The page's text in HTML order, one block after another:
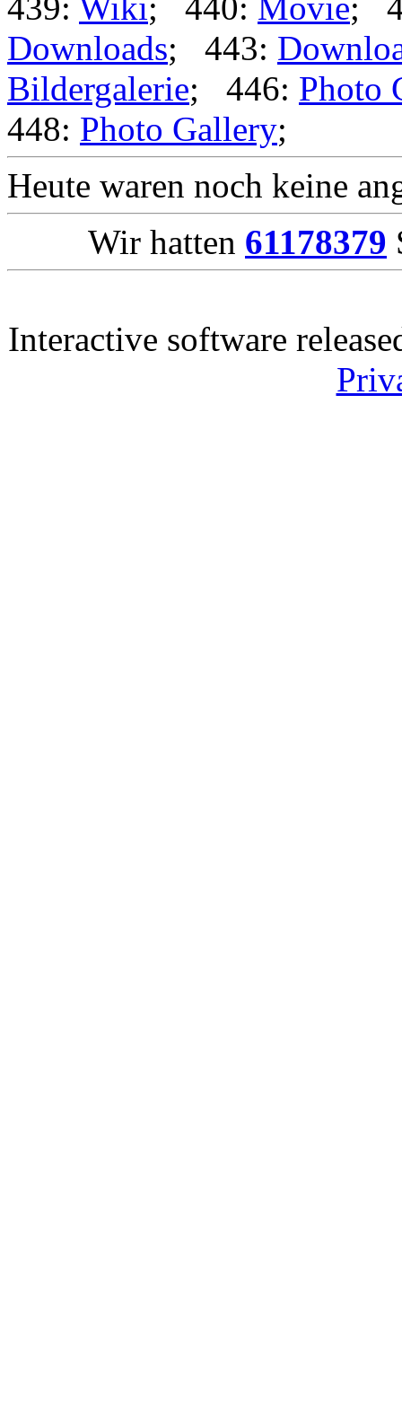
Downloads; 443:
Bildergalerie; 446: Photo
448: Photo Gallery;
Heute waren noch keine
Wir hatten 61178379
Interactive software